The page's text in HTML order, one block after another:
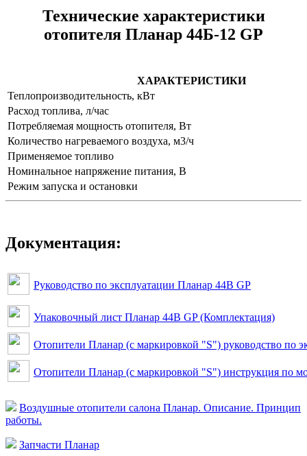
Технические характеристики
отопителя Планар 44Б-12 GP
ХАРАКТЕРИСТИКИ
Теплопроизводительность, кВт
Расход топлива, л/час
Потребляемая мощность отопителя, Вт
Количество нагреваемого воздуха, м3/ч
Применяемое топливо
Номинальное напряжение питания, В
Режим запуска и остановки
Документация:
Руководство по эксплуатации Планар 44B GP
Упаковочный лист Планар 44B GP (Комплектация)
Отопители Планар (с маркировкой "S") руководство по
Отопители Планар (с маркировкой "S") инструкция по
Воздушные отопители салона Планар. Описание. Принцип
работы.
Запчасти Планар